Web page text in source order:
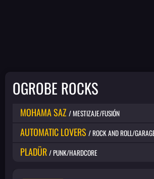
OGROBE ROCKS
MOHAMA SAZ / MESTIZAJE/FUSIÓN
AUTOMATIC LOVERS / ROCK AND ROLL/
PLADÜR / PUNK/HARDCORE